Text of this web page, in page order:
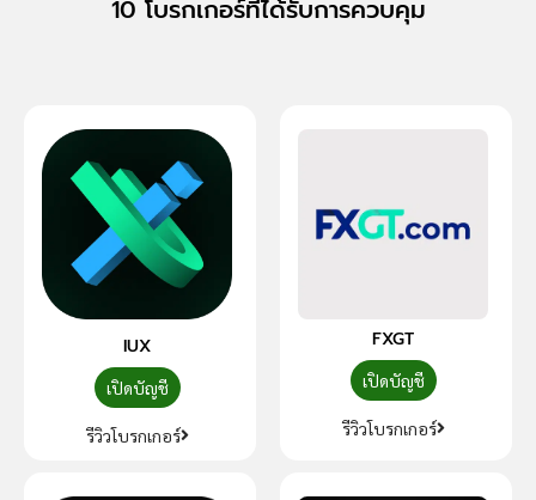
10 โบรกเกอร์ที่ได้รับการควบคุม
IUX
เปิดบัญชี
รีวิวโบรกเกอร์
FXGT
เปิดบัญชี
รีวิวโบรกเกอร์